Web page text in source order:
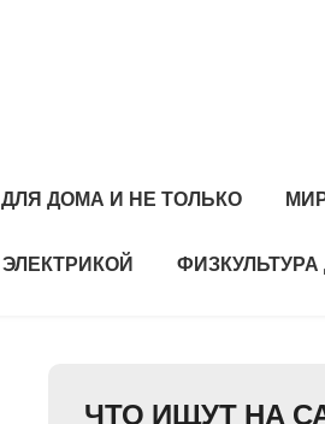
ДОМА И НЕ ТОЛЬКО
ЧТО ИЩУТ НА